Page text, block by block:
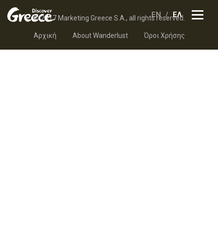
EN ΕΛ
© 2017 Marketing Greece S.A., all rights reserved.
Αρχική About Wanderlust Όροι Χρήσης